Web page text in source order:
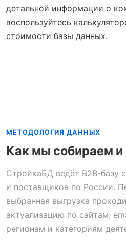
детальной информации о
воспользуйтесь
стоимости базы данных.
МЕТОДОЛОГИЯ ДАННЫХ
Как мы собираем и
СтройкаБД ведёт B2B-базу
и поставщиков по России.
выбранная выгрузка
актуализацию по сайтам,
регионам и категориям